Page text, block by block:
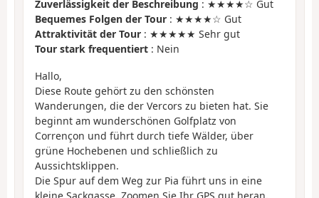
Zuverlässigkeit der Beschreibung : ★★★★☆ Gut
Bequemes Folgen der Tour : ★★★★☆ Gut
Attraktivität der Tour : ★★★★★ Sehr gut
Tour stark frequentiert : Nein
Hallo,
Diese Route gehört zu den schönsten
Wanderungen, die der Vercors zu bieten hat. Sie
beginnt am wunderschönen Golfplatz von
Corrençon und führt durch tiefe Wälder, über
grüne Hochebenen und schließlich zu
Aussichtsklippen.
Die Spur auf dem Weg zur Pia führt uns in eine